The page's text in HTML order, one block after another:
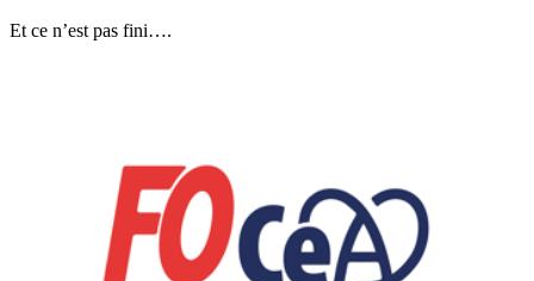
Et ce n’est pas fini….